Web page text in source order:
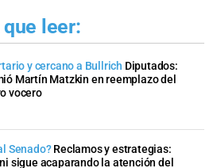
leer:
y cercano a Bullrich Diputados:
Martín Matzkin en reemplazo del
vocero
Senado? Reclamos y estrategias:
sigue acaparando la atención del